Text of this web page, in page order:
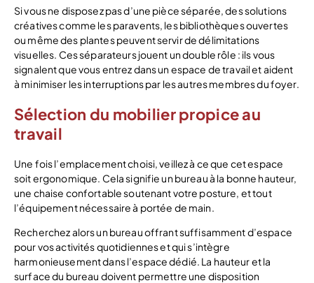
Si vous ne disposez pas d’une pièce séparée, des solutions
créatives comme les paravents, les bibliothèques ouvertes
ou même des plantes peuvent servir de délimitations
visuelles. Ces séparateurs jouent un double rôle : ils vous
signalent que vous entrez dans un espace de travail et aident
à minimiser les interruptions par les autres membres du foyer.
Sélection du mobilier propice au
travail
Une fois l’emplacement choisi, veillez à ce que cet espace
soit ergonomique. Cela signifie un bureau à la bonne hauteur,
une chaise confortable soutenant votre posture, et tout
l’équipement nécessaire à portée de main.
Recherchez alors un bureau offrant suffisamment d’espace
pour vos activités quotidiennes et qui s’intègre
harmonieusement dans l’espace dédié. La hauteur et la
surface du bureau doivent permettre une disposition